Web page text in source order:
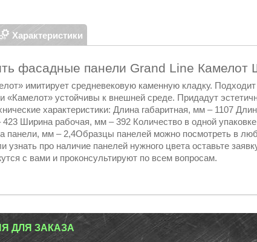
Характеристики
фасадные панели Grand Line Камелот
имитирует средневековую каменную кладку.
«Камелот» устойчивы к внешней среде. Придадут
характеристики: Длина габаритная, мм – 1107
423 Ширина рабочая, мм – 392 Количество в одной
панели, мм – 2,4Образцы панелей можно посмотреть в
узнать про наличие панелей нужного цвета оставьте
с вами и проконсультируют по всем вопросам.
ДЛЯ ЗАКАЗА